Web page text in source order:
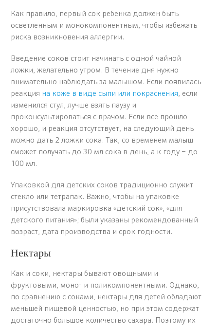
Как правило, первый сок ребенка должен быть
осветленным и монокомпонентным, чтобы избежать
риска возникновения аллергии.
Введение соков стоит начинать с одной чайной
ложки, желательно утром. В течение дня нужно
внимательно наблюдать за малышом. Если появилась
реакция на коже в виде сыпи или покраснения, если
изменился стул, лучше взять паузу и
проконсультироваться с врачом. Если все прошло
хорошо, и реакция отсутствует, на следующий день
можно дать 2 ложки сока. Так, со временем малыш
сможет получать до 30 мл сока в день, а к году – до
100 мл.
Упаковкой для детских соков традиционно служит
стекло или тетрапак. Важно, чтобы на упаковке
присутствовала маркировка «детский сок», «для
детского питания»; были указаны рекомендованный
возраст, дата производства и срок годности.
Нектары
Как и соки, нектары бывают овощными и
фруктовыми, моно- и поликомпонентными. Однако,
по сравнению с соками, нектары для детей обладают
меньшей пищевой ценностью, но при этом содержат
достаточно большое количество сахара. Поэтому их